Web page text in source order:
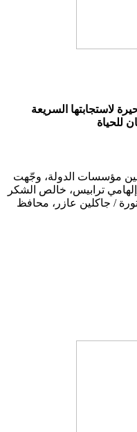
لاستجابتها السريعة
للحياة
مؤسسات الدولة، وجّهت
إلهامي ترابيس، خالص الشكر
/ جاكلين عازر، محافظ